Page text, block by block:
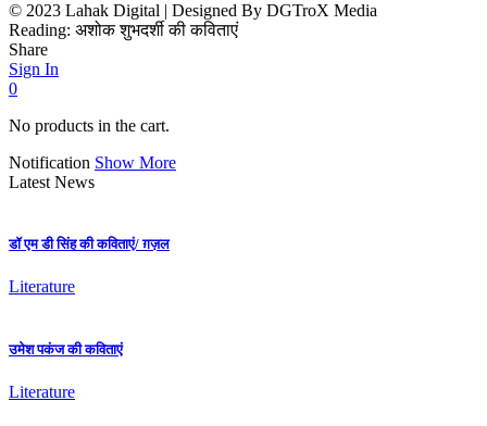
© 2023 Lahak Digital | Designed By DGTroX Media
Reading: अशोक शुभदर्शी की कविताएं
Share
Sign In
0
No products in the cart.
Notification Show More
Latest News
डॉ एम डी सिंह की कविताएं/ ग़ज़ल
Literature
उमेश पकंज की कविताएं
Literature